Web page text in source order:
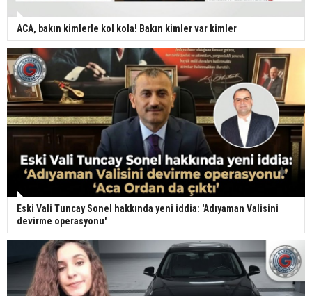
ACA, bakın kimlerle kol kola! Bakın kimler var kimler
Eski Vali Tuncay Sonel hakkında yeni iddia: 'Adıyaman Valisini
devirme operasyonu'